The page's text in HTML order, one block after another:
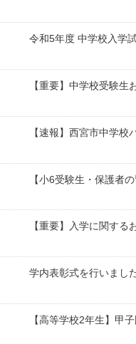
令和5年度 中学校入学
【重要】中学校受験生
【速報】西宮市中学
【小6受験生・保護者
【重要】入学に関する
学内表彰式を行いました
【高等学校2年生】甲